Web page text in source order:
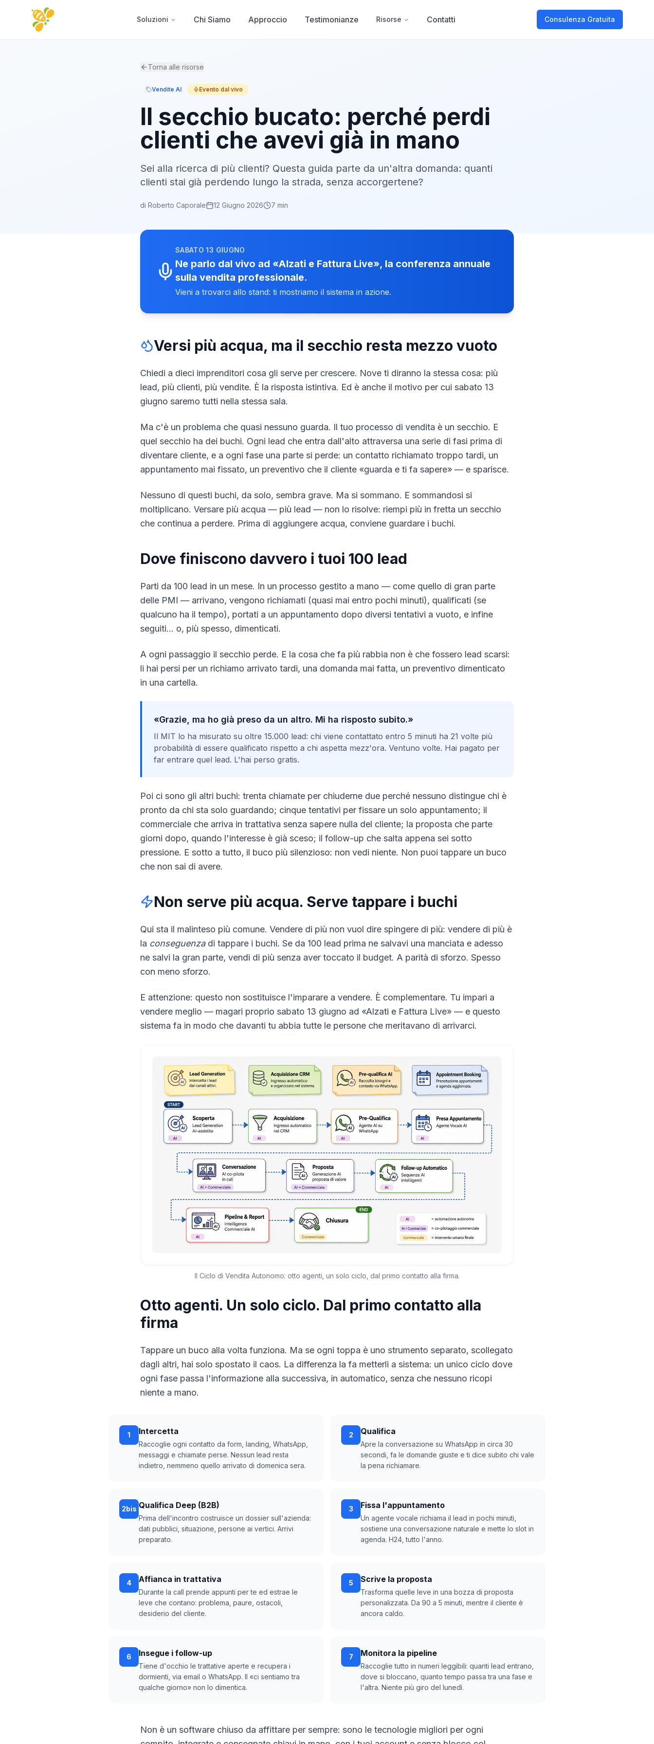
Soluzioni Chi Siamo Approccio Testimonianze Risorse Contatti Consulenza Gratuita
Torna alle risorse
Vendite AI Evento dal vivo
Il secchio bucato: perché perdi
clienti che avevi già in mano
Sei alla ricerca di più clienti? Questa guida parte da un'altra domanda: quanti
clienti stai già perdendo lungo la strada, senza accorgertene?
di Roberto Caporale 12 Giugno 2026 7 min
SABATO 13 GIUGNO
Ne parlo dal vivo ad «Alzati e Fattura Live», la conferenza annuale
sulla vendita professionale.
Vieni a trovarci allo stand: ti mostriamo il sistema in azione.
Versi più acqua, ma il secchio resta mezzo vuoto
Chiedi a dieci imprenditori cosa gli serve per crescere. Nove ti diranno la stessa cosa: più
lead, più clienti, più vendite. È la risposta istintiva. Ed è anche il motivo per cui sabato 13
giugno saremo tutti nella stessa sala.
Ma c'è un problema che quasi nessuno guarda. Il tuo processo di vendita è un secchio. E
quel secchio ha dei buchi. Ogni lead che entra dall'alto attraversa una serie di fasi prima di
diventare cliente, e a ogni fase una parte si perde: un contatto richiamato troppo tardi, un
appuntamento mai fissato, un preventivo che il cliente «guarda e ti fa sapere» — e sparisce.
Nessuno di questi buchi, da solo, sembra grave. Ma si sommano. E sommandosi si
moltiplicano. Versare più acqua — più lead — non lo risolve: riempi più in fretta un secchio
che continua a perdere. Prima di aggiungere acqua, conviene guardare i buchi.
Dove finiscono davvero i tuoi 100 lead
Parti da 100 lead in un mese. In un processo gestito a mano — come quello di gran parte
delle PMI — arrivano, vengono richiamati (quasi mai entro pochi minuti), qualificati (se
qualcuno ha il tempo), portati a un appuntamento dopo diversi tentativi a vuoto, e infine
seguiti… o, più spesso, dimenticati.
A ogni passaggio il secchio perde. E la cosa che fa più rabbia non è che fossero lead scarsi:
li hai persi per un richiamo arrivato tardi, una domanda mai fatta, un preventivo dimenticato
in una cartella.
«Grazie, ma ho già preso da un altro. Mi ha risposto subito.»
Il MIT lo ha misurato su oltre 15.000 lead: chi viene contattato entro 5 minuti ha 21 volte più
probabilità di essere qualificato rispetto a chi aspetta mezz'ora. Ventuno volte. Hai pagato per
far entrare quel lead. L'hai perso gratis.
Poi ci sono gli altri buchi: trenta chiamate per chiuderne due perché nessuno distingue chi è
pronto da chi sta solo guardando; cinque tentativi per fissare un solo appuntamento; il
commerciale che arriva in trattativa senza sapere nulla del cliente; la proposta che parte
giorni dopo, quando l'interesse è già sceso; il follow-up che salta appena sei sotto
pressione. E sotto a tutto, il buco più silenzioso: non vedi niente. Non puoi tappare un buco
che non sai di avere.
Non serve più acqua. Serve tappare i buchi
Qui sta il malinteso più comune. Vendere di più non vuol dire spingere di più: vendere di più è
la conseguenzadi tappare i buchi. Se da 100 lead prima ne salvavi una manciata e adesso
ne salvi la gran parte, vendi di più senza aver toccato il budget. A parità di sforzo. Spesso
con meno sforzo.
E attenzione: questo non sostituisce l'imparare a vendere. È complementare. Tu impari a
vendere meglio — magari proprio sabato 13 giugno ad «Alzati e Fattura Live» — e questo
sistema fa in modo che davanti tu abbia tutte le persone che meritavano di arrivarci.
Il Ciclo di Vendita Autonomo: otto agenti, un solo ciclo, dal primo contatto alla firma.
Otto agenti. Un solo ciclo. Dal primo contatto alla
firma
Tappare un buco alla volta funziona. Ma se ogni toppa è uno strumento separato, scollegato
dagli altri, hai solo spostato il caos. La differenza la fa metterli a sistema: un unico ciclo dove
ogni fase passa l'informazione alla successiva, in automatico, senza che nessuno ricopi
niente a mano.
1 Intercetta
Raccoglie ogni contatto da form, landing, WhatsApp,
messaggi e chiamate perse. Nessun lead resta
indietro, nemmeno quello arrivato di domenica sera.
2 Qualifica
Apre la conversazione su WhatsApp in circa 30
secondi, fa le domande giuste e ti dice subito chi vale
la pena richiamare.
2bis Qualifica Deep (B2B)
Prima dell'incontro costruisce un dossier sull'azienda:
dati pubblici, situazione, persone ai vertici. Arrivi
preparato.
3 Fissa l'appuntamento
Un agente vocale richiama il lead in pochi minuti,
sostiene una conversazione naturale e mette lo slot in
agenda. H24, tutto l'anno.
4 Affianca in trattativa
Durante la call prende appunti per te ed estrae le
leve che contano: problema, paure, ostacoli,
desiderio del cliente.
5 Scrive la proposta
Trasforma quelle leve in una bozza di proposta
personalizzata. Da 90 a 5 minuti, mentre il cliente è
ancora caldo.
6 Insegue i follow-up
Tiene d'occhio le trattative aperte e recupera i
dormienti, via email o WhatsApp. Il «ci sentiamo tra
qualche giorno» non lo dimentica.
7 Monitora la pipeline
Raccoglie tutto in numeri leggibili: quanti lead entrano,
dove si bloccano, quanto tempo passa tra una fase e
l'altra. Niente più giro del lunedì.
Non è un software chiuso da affittare per sempre: sono le tecnologie migliori per ogni